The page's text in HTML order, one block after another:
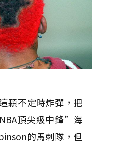
顆不定時炸彈，把
頂尖級中鋒”海
的馬刺隊，但